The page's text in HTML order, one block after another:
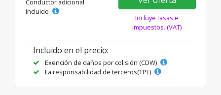
incluido
Incluye tasas e
impuestos. (VAT)
Incluido en el precio:
Exención de daños por colisión (CDW)
La responsabilidad de terceros(TPL)